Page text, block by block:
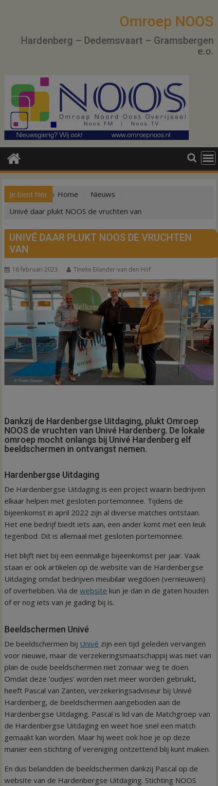
Omroep NOOS
Hardenberg – Dedemsvaart – Gramsbergen
e.o.
Je bent hier Home
Nieuws
Univé daar plukt NOOS de vruchten van
UNIVÉ DAAR PLUKT NOOS DE VRUCHTEN
VAN
16 februari 2023 Tineke Eilander-van den Hof
Dankzij de Hardenbergse Uitdaging, plukt Omroep
NOOS de vruchten van Univé Hardenberg. De lokale
omroep mocht onlangs bij Univé Hardenberg elf
beeldschermen in ontvangst nemen.
Hardenbergse Uitdaging
De Hardenbergse Uitdaging is een project waarin bedrijven
elkaar helpen met gesloten portemonnee. Tijdens de
bijeenkomst in april 2022 zijn al diverse matches ontstaan.
Het ene bedrijf biedt iets aan, een ander komt met een leuk
tegenbod. Dit is allemaal met gesloten portemonnee.
Het blijft niet bij een eenmalige bijeenkomst per jaar. Vaak
staan er ook artikelen op de website van de Hardenbergse
Uitdaging omdat bedrijven meubilair wegdoen (vernieuwen)
of overhebben. Via dewebsite kun je dan in de gaten houden
of er nog iets van je gading bij is.
Beeldschermen Univé
De beeldschermen bij Univé zijn een tijd geleden vervangen
voor nieuwe, maar de verzekeringsmaatschappij was niet van
plan de oude beeldschermen niet zomaar weg te doen.
Omdat deze ‘oudjes’ worden niet meer worden gebruikt,
heeft Pascal van Zanten, verzekeringsadviseur bij Univé
Hardenberg, de beeldschermen aangeboden aan de
Hardenbergse Uitdaging. Pascal is lid van de Matchgroep van
de Hardenbergse Uitdaging en weet hoe snel een match
gemaakt kan worden. Maar hij weet ook hoe je op deze
manier een stichting of vereniging ontzettend blij kunt maken.
En dus belandden de beeldschermen dankzij Pascal op de
website van de Hardenbergse Uitdaging. Stichting NOOS